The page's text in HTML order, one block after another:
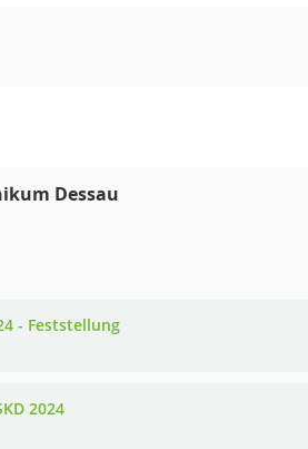
Dessau
- Feststellung
2024